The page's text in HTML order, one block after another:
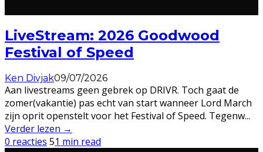
LiveStream: 2026 Goodwood
Festival of Speed
Ken Divjak09/07/2026
Aan livestreams geen gebrek op DRIVR. Toch gaat de
zomer(vakantie) pas echt van start wanneer Lord March
zijn oprit openstelt voor het Festival of Speed. Tegenw...
Verder lezen →
0 reacties 51 min read